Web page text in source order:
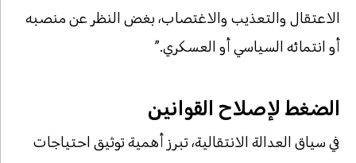
الاعتقال والتعذيب والاغتصاب، بغض النظر عن منصبه
أو انتمائه السياسي أو العسكري.”
الضغط لإصلاح القوانين
في سياق العدالة الانتقالية، تبرز أهمية توثيق احتياجات